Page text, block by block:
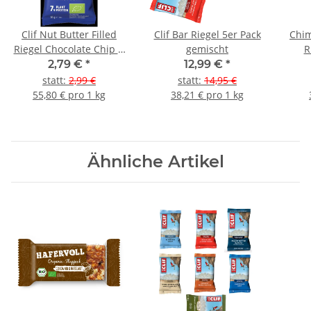
Clif Nut Butter Filled
Riegel Chocolate Chip &
Peanut Butter
2,79 € *
statt: 2,99 €
55,80 € pro 1 kg
Clif Bar Riegel 5er Pack
gemischt
12,99 € *
statt: 14,95 €
38,21 € pro 1 kg
Ähnliche Artikel